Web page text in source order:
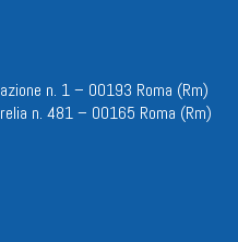
n. 1 – 00193 Roma (Rm)
n. 481 – 00165 Roma (Rm)